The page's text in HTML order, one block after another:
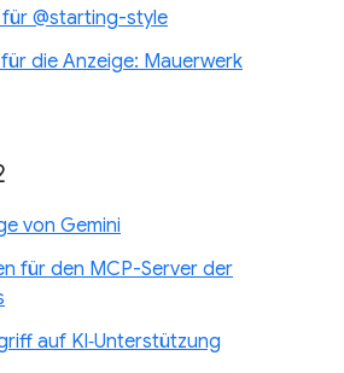
@starting-style
die Anzeige: Mauerwerk
von Gemini
für den MCP-Server der
auf KI‑Unterstützung